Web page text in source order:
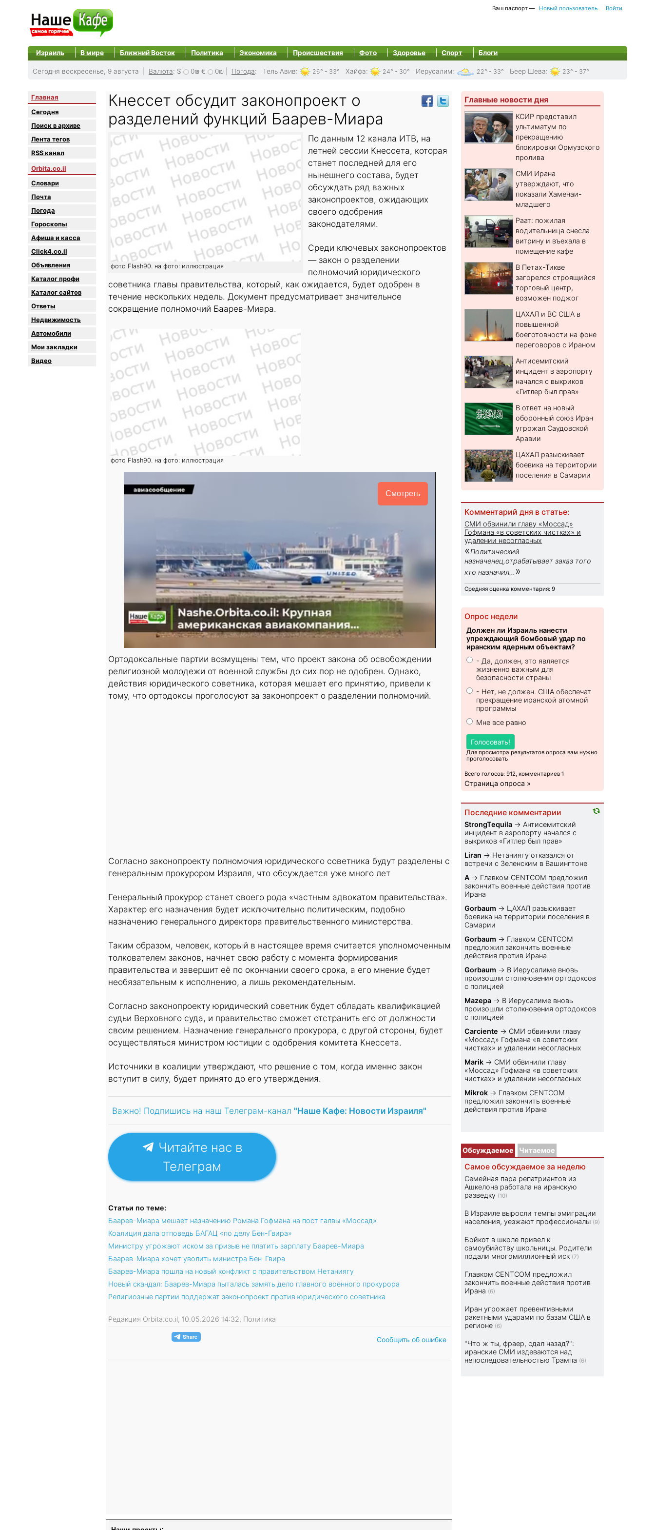
Ваш паспорт — Новый пользователь Войти
Израиль В мире Ближний Восток Политика Экономика Происшествия Фото Здоровье Спорт Блоги
Сегодня воскресенье, 9 августа | Валюта: $ 0₪ € 0₪ Погода: Тель Авив: 26° - 33° Хайфа: 24° - 30° Иерусалим: 22° - 33° Беер Шева: 23° - 37°
Главная
Сегодня
Поиск в архиве
Лента тегов
RSS канал
Orbita.co.il
Словари
Почта
Погода
Гороскопы
Афиша и касса
Click4.co.il
Объявления
Каталог профи
Каталог сайтов
Oтветы
Недвижимость
Автомобили
Мои закладки
Видео
Кнессет обсудит законопроект о
разделений функций Баарев-Миара
фото Flash90. на фото: иллюстрация
По данным 12 канала ИТВ, на
летней сессии Кнессета, которая
станет последней для его
нынешнего состава, будет
обсуждать ряд важных
законопроектов, ожидающих
своего одобрения
законодателями.
Среди ключевых законопроектов
— закон о разделении
полномочий юридического
советника главы правительства, который, как ожидается, будет одобрен в
течение нескольких недель. Документ предусматривает значительное
сокращение полномочий Баарев-Миара.
фото Flash90. на фото: иллюстрация
Смотреть
Ортодоксальные партии возмущены тем, что проект закона об освобождении
религиозной молодежи от военной службы до сих пор не одобрен. Однако,
действия юридического советника, которая мешает его принятию, привели к
тому, что ортодоксы проголосуют за законопроект о разделении полномочий.
Согласно законопроекту полномочия юридического советника будут разделены с
генеральным прокурором Израиля, что обсуждается уже много лет
Генеральный прокурор станет своего рода «частным адвокатом правительства».
Характер его назначения будет исключительно политическим, подобно
назначению генерального директора правительственного министерства.
Таким образом, человек, который в настоящее время считается уполномоченным
толкователем законов, начнет свою работу с момента формирования
правительства и завершит её по окончании своего срока, а его мнение будет
необязательным к исполнению, а лишь рекомендательным.
Согласно законопроекту юридический советник будет обладать квалификацией
судьи Верховного суда, и правительство сможет отстранить его от должности
своим решением. Назначение генерального прокурора, с другой стороны, будет
осуществляться министром юстиции с одобрения комитета Кнессета.
Источники в коалиции утверждают, что решение о том, когда именно закон
вступит в силу, будет принято до его утверждения.
Важно! Подпишись на наш Телеграм-канал "Наше Кафе: Новости Израиля"
Читайте нас в
Телеграм
Статьи по теме:
Баарев-Миара мешает назначению Романа Гофмана на пост галвы «Моссад»
Коалиция дала отповедь БАГАЦ «по делу Бен-Гвира»
Министру угрожают иском за призыв не платить зарплату Баарев-Миара
Баарев-Миара хочет уволить министра Бен-Гвира
Баарев-Миара пошла на новый конфликт с правительством Нетаниягу
Новый скандал: Баарев-Миара пыталась замять дело главного военного прокурора
Религиозные партии поддержат законопроект против юридического советника
Редакция Orbita.co.il, 10.05.2026 14:32, Политика
Сообщить об ошибке
Главные новости дня
КСИР представил
ультиматум по
прекращению
блокировки Ормузского
пролива
СМИ Ирана
утверждают, что
показали Хаменаи-
младшего
Раат: пожилая
водительница снесла
витрину и въехала в
помещение кафе
В Петах-Тикве
загорелся строящийся
торговый центр,
возможен поджог
ЦАХАЛ и ВС США в
повышенной
боеготовности на фоне
переговоров с Ираном
Антисемитский
инцидент в аэропорту
начался с выкриков
«Гитлер был прав»
В ответ на новый
оборонный союз Иран
угрожал Саудовской
Аравии
ЦАХАЛ разыскивает
боевика на территории
поселения в Самарии
Комментарий дня в статье:
СМИ обвинили главу «Моссад»
Гофмана «в советских чистках» и
удалении несогласных
«Политический
назначенец,отрабатывает заказ того
кто назначил... »
Средняя оценка комментария: 9
Опрос недели
Должен ли Израиль нанести
упреждающий бомбовый удар по
иранским ядерным объектам?
- Да, должен, это является
жизненно важным для
безопасности страны
- Нет, не должен. США обеспечат
прекращение иранской атомной
программы
Мне все равно
Голосовать!
Для просмотра результатов опроса вам нужно
проголосовать
Всего голосов: 912, комментариев 1
Страница опроса »
Последние комментарии
StrongTequila → Антисемитский
инцидент в аэропорту начался с
выкриков «Гитлер был прав»
Liran → Нетаниягу отказался от
встречи с Зеленским в Вашингтоне
A → Главком CENTCOM предложил
закончить военные действия против
Ирана
Gorbaum → ЦАХАЛ разыскивает
боевика на территории поселения в
Самарии
Gorbaum → Главком CENTCOM
предложил закончить военные
действия против Ирана
Gorbaum → В Иерусалиме вновь
произошли столкновения ортодоксов
с полицией
Mazepa → В Иерусалиме вновь
произошли столкновения ортодоксов
с полицией
Carciente → СМИ обвинили главу
«Моссад» Гофмана «в советских
чистках» и удалении несогласных
Marik → СМИ обвинили главу
«Моссад» Гофмана «в советских
чистках» и удалении несогласных
Mikrok → Главком CENTCOM
предложил закончить военные
действия против Ирана
Обсуждаемое Читаемое
Самое обсуждаемое за неделю
Семейная пара репатриантов из
Ашкелона работала на иранскую
разведку (10)
В Израиле выросли темпы эмиграции
населения, уезжают профессионалы (9)
Бойкот в школе привел к
самоубийству школьницы. Родители
подали многомиллионный иск (7)
Главком CENTCOM предложил
закончить военные действия против
Ирана (6)
Иран угрожает превентивными
ракетными ударами по базам США в
регионе (6)
"Что ж ты, фраер, сдал назад?":
иранские СМИ издеваются над
непоследовательностью Трампа (6)